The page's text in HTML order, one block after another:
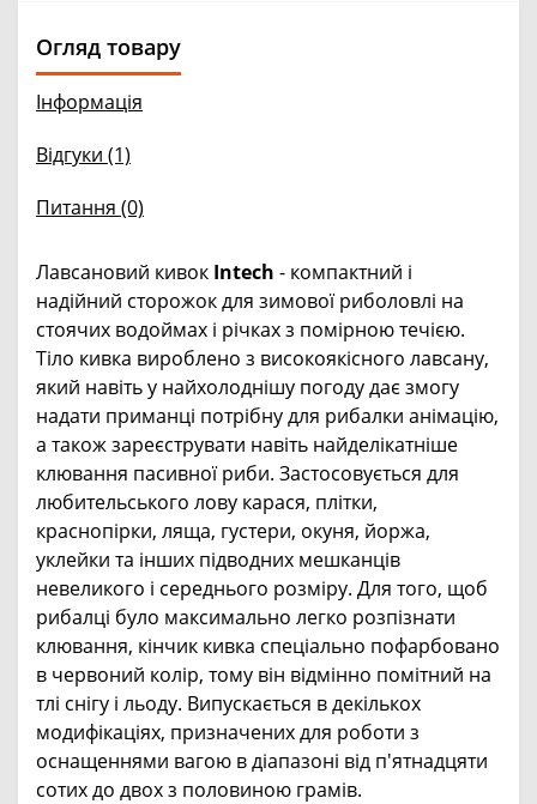
Огляд товару
Інформація
Відгуки (1)
Питання (0)
Лавсановий кивок Intech - компактний і
надійний сторожок для зимової риболовлі на
стоячих водоймах і річках з помірною течією.
Тіло кивка вироблено з високоякісного лавсану,
який навіть у найхолоднішу погоду дає змогу
надати приманці потрібну для рибалки анімацію,
а також зареєструвати навіть найделікатніше
клювання пасивної риби. Застосовується для
любительського лову карася, плітки,
краснопірки, ляща, густери, окуня, йоржа,
уклейки та інших підводних мешканців
невеликого і середнього розміру. Для того, щоб
рибалці було максимально легко розпізнати
клювання, кінчик кивка спеціально пофарбовано
в червоний колір, тому він відмінно помітний на
тлі снігу і льоду. Випускається в декількох
модифікаціях, призначених для роботи з
оснащеннями вагою в діапазоні від п'ятнадцяти
сотих до двох з половиною грамів.